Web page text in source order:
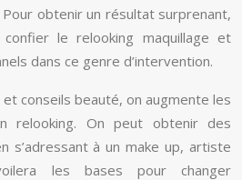
obtenir un résultat surprenant,
le relooking maquillage et
dans ce genre d’intervention.
conseils beauté, on augmente les
relooking. On peut obtenir des
s’adressant à un make up, artiste
les bases pour changer